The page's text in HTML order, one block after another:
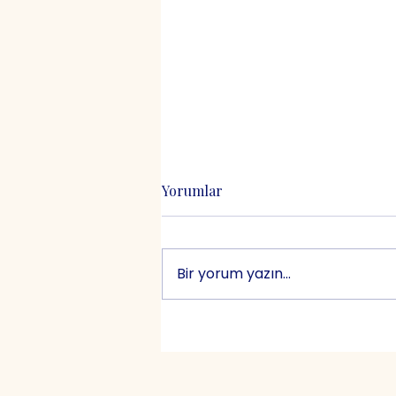
Kalamar Tava: Basit Görünen
doğru un, doğru yağ ve doğru
zamanlama — Koço
Yorumlar
Bir yorum yazın...